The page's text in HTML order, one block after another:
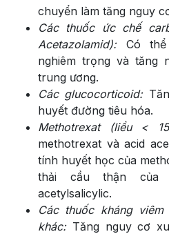
chuyển làm tăng nguy
Các thuốc ức chế
Acetazolamid): Có
nghiêm trọng và tăng
trung ương.
Các glucocorticoid:
huyết đường tiêu hóa.
Methotrexat (liều <
methotrexat và acid
tính huyết học của
thải cầu thận của
acetylsalicylic.
Các thuốc kháng viêm
khác: Tăng nguy cơ